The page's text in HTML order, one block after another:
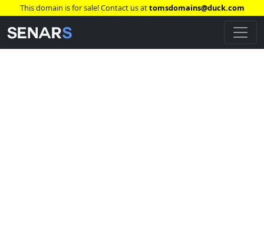
This domain is for sale! Contact us attomsdomains@duck.com